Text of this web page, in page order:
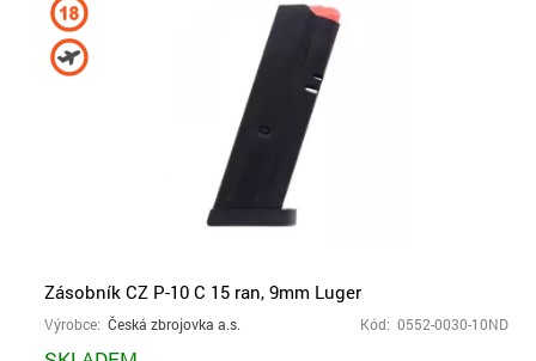
Zásobník CZ P-10 C 15 ran, 9mm Luger
Výrobce: Česká zbrojovka a.s. Kód: 0552-0030-10ND